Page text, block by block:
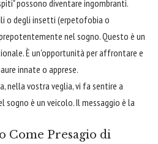
possono diventare ingombranti.
o degli insetti (erpetofobia o
nel sogno. Questo è un
È un'opportunità per affrontare e
innate o apprese.
nella vostra veglia, vi fa sentire a
sogno è un veicolo. Il messaggio è la
Come Presagio di